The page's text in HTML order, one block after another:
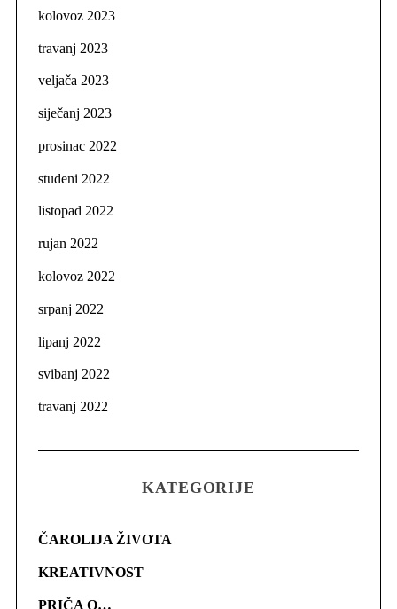
kolovoz 2023
travanj 2023
veljača 2023
siječanj 2023
prosinac 2022
studeni 2022
listopad 2022
rujan 2022
kolovoz 2022
srpanj 2022
lipanj 2022
svibanj 2022
travanj 2022
KATEGORIJE
ČAROLIJA ŽIVOTA
KREATIVNOST
PRIČA O…